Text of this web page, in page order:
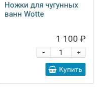
Ножки для чугунных
ванн Wotte
1 100 ₽
+
-
Купить